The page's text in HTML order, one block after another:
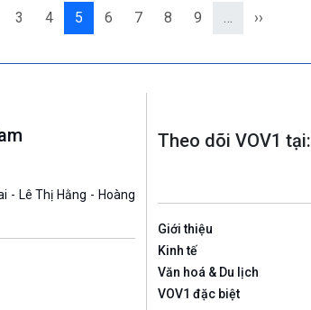
3 4 5 6 7 8 9 … ››
- Lê Thị Hằng - Hoàng
Theo dõi VOV1 tại:
Giới thiệu
Kinh tế
Văn hoá & Du lịch
VOV1 đặc biệt